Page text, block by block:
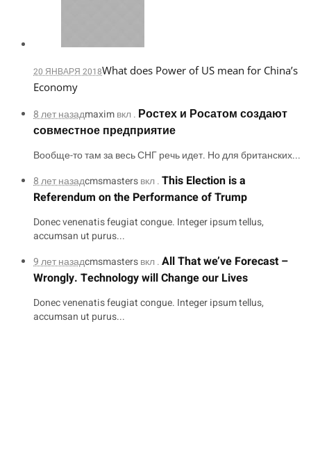
20 ЯНВАРЯ 2018What does Power of US mean for China’s
Economy
8 лет назадmaximвкл . Ростех и Росатом создают
совместное предприятие
Вообще-то там за весь СНГ речь идет. Но для британских...
8 лет назадcmsmastersвкл .This Election is a
Referendum on the Performance of Trump
Donec venenatis feugiat congue. Integer ipsum tellus,
accumsan ut purus...
9 лет назадcmsmastersвкл .All That we’ve Forecast –
Wrongly. Technology will Change our Lives
Donec venenatis feugiat congue. Integer ipsum tellus,
accumsan ut purus...